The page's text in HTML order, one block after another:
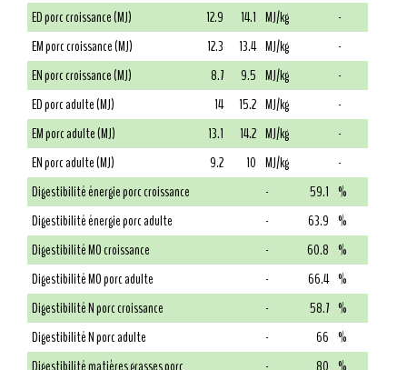
ED porc croissance (MJ)
12.9 14.1 MJ/kg
-
EM porc croissance (MJ)
12.3 13.4 MJ/kg
-
EN porc croissance (MJ)
8.7 9.5 MJ/kg
-
ED porc adulte (MJ)
14 15.2 MJ/kg
-
EM porc adulte (MJ)
13.1 14.2 MJ/kg
-
EN porc adulte (MJ)
9.2 10 MJ/kg
-
Digestibilité énergie porc croissance
- 59.1 %
Digestibilité énergie porc adulte
- 63.9 %
Digestibilité MO croissance
- 60.8 %
Digestibilité MO porc adulte
- 66.4 %
Digestibilité N porc croissance
- 58.7 %
Digestibilité N porc adulte
- 66 %